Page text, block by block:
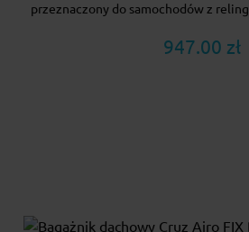
przeznaczony do samochodów z
947.00 zł